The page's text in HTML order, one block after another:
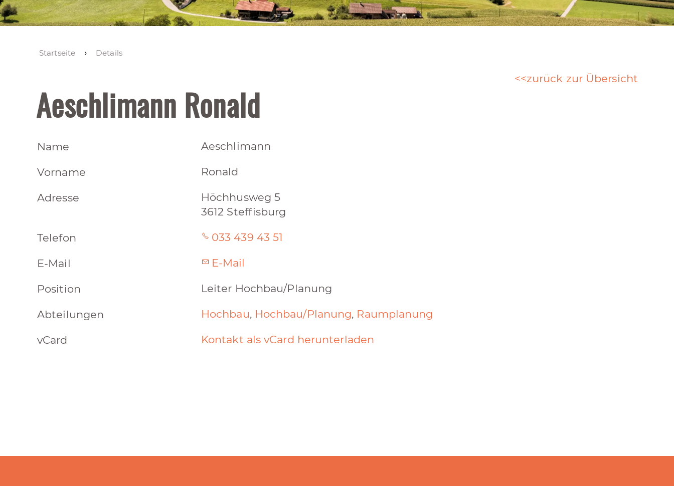
Startseite Details
zurück zur Übersicht
Aeschlimann Ronald
Name Aeschlimann
Vorname Ronald
Adresse
Höchhusweg 5
3612 Steffisburg
Telefon 033 439 43 51
E-Mail E-Mail
Position Leiter Hochbau/Planung
Abteilungen Hochbau, Hochbau/Planung, Raumplanung
vCard Kontakt als vCard herunterladen